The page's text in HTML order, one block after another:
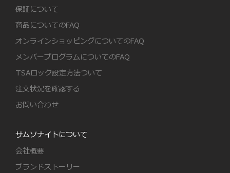
保証について
商品についてのFAQ
オンラインショッピングについてのFAQ
メンバープログラムについてのFAQ
TSAロック設定方法ついて
注文状況を確認する
お問い合わせ
サムソナイトについて
会社概要
ブランドストーリー